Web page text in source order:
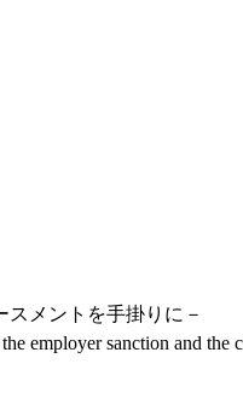
スメントを手掛りに－
employer sanction and